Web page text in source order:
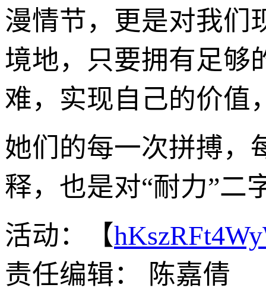
漫情节，更是对我们
境地，只要拥有足够
难，实现自己的价值
她们的每一次拼搏，
释，也是对“耐力”二
活动：【
责任编辑： 陈嘉倩